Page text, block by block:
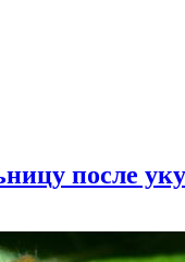
после